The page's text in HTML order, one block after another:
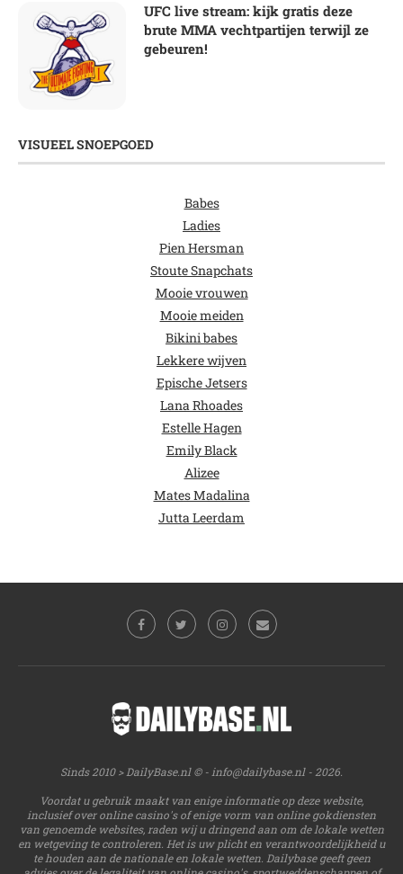
UFC live stream: kijk gratis deze
brute MMA vechtpartijen terwijl ze
gebeuren!
VISUEEL SNOEPGOED
Babes
Ladies
Pien Hersman
Stoute Snapchats
Mooie vrouwen
Mooie meiden
Bikini babes
Lekkere wijven
Epische Jetsers
Lana Rhoades
Estelle Hagen
Emily Black
Alizee
Mates Madalina
Jutta Leerdam
Sinds 2010 > DailyBase.nl © - info@dailybase.nl- 2026.
Voordat u gebruik maakt van enige informatie op deze website,
inclusief over online casino's of enige vorm van online gokdiensten
van genoemde websites, raden wij u dringend aan om de lokale wetten
en wetgeving te controleren. Het is uw plicht en verantwoordelijkheid u
te houden aan de nationale en lokale wetten. Dailybase geeft geen